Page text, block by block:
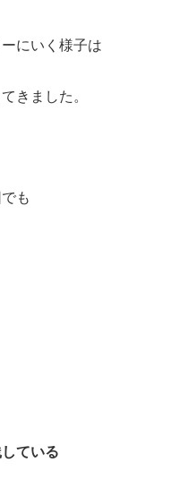
にいく様子は
きました。
も
ている